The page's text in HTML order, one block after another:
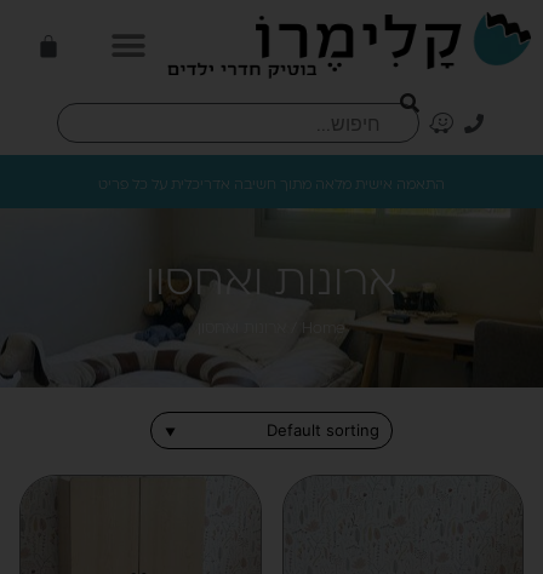
התאמה אישית מלאה מתוך חשיבה אדריכלית על כל פריט
ארונות ואחסון